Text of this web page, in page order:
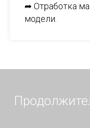
➦ Отработка
модели.